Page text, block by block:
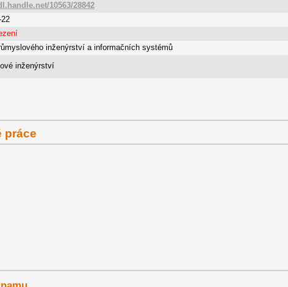
10563/28842
inženýrství a informačních systémů
inženýrství
práce